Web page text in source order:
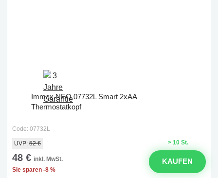
Immax NEO 07732L Smart 2xAA
Thermostatkopf
Code: 07732L
> 10 St.
UVP: 52 €
48 € inkl. MwSt.
Sie sparen -8 %
KAUFEN